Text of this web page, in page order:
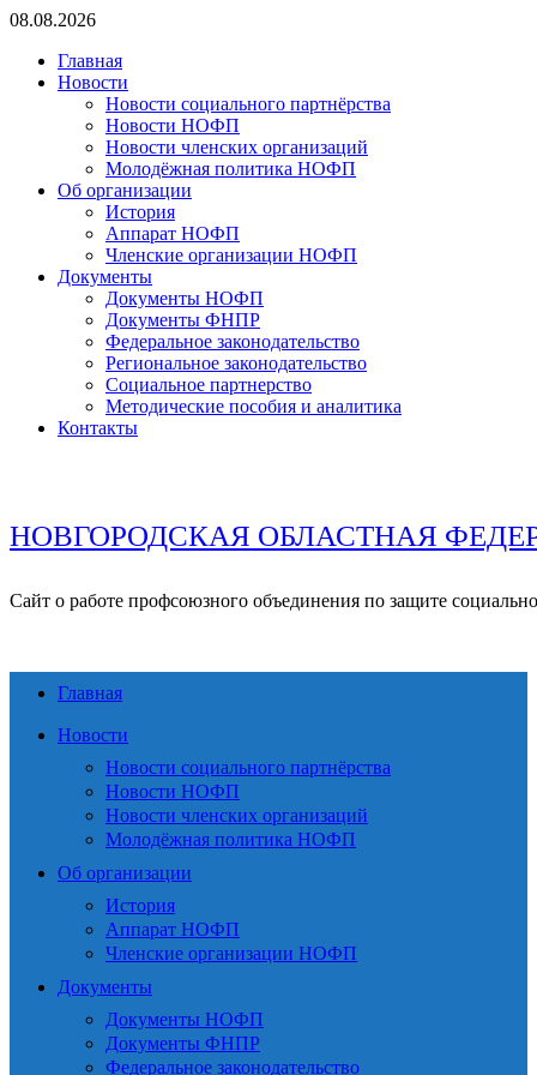
Перейти
содержимому
08.08.2026
Главная
Новости
Новости социального партнёрства
Новости НОФП
Новости членских организаций
Молодёжная политика НОФП
Об организации
История
Аппарат НОФП
Членские организации НОФП
Документы
Документы НОФП
Документы ФНПР
Федеральное законодательство
Региональное законодательство
Социальное партнерство
Методические пособия и аналитика
Контакты
НОВГОРОДСКАЯ ОБЛАСТНАЯ
Сайт о работе профсоюзного объединения по защите
Главная
Новости
Новости социального партнёрства
Новости НОФП
Новости членских организаций
Молодёжная политика НОФП
Об организации
История
Аппарат НОФП
Членские организации НОФП
Документы
Документы НОФП
Документы ФНПР
Федеральное законодательство